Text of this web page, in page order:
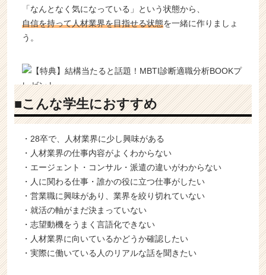
「なんとなく気になっている」という状態から、
自信を持って人材業界を目指せる状態を一緒に作りましょ
う。
■こんな学生におすすめ
・28卒で、人材業界に少し興味がある
・人材業界の仕事内容がよくわからない
・エージェント・コンサル・派遣の違いがわからない
・人に関わる仕事・誰かの役に立つ仕事がしたい
・営業職に興味があり、業界を絞り切れていない
・就活の軸がまだ決まっていない
・志望動機をうまく言語化できない
・人材業界に向いているかどうか確認したい
・実際に働いている人のリアルな話を聞きたい